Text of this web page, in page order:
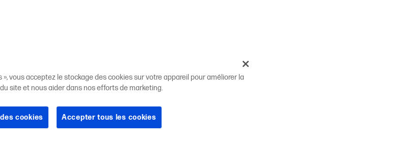
vous acceptez le stockage des cookies sur votre appareil pour améliorer la
site et nous aider dans nos efforts de marketing.
cookies Accepter tous les cookies